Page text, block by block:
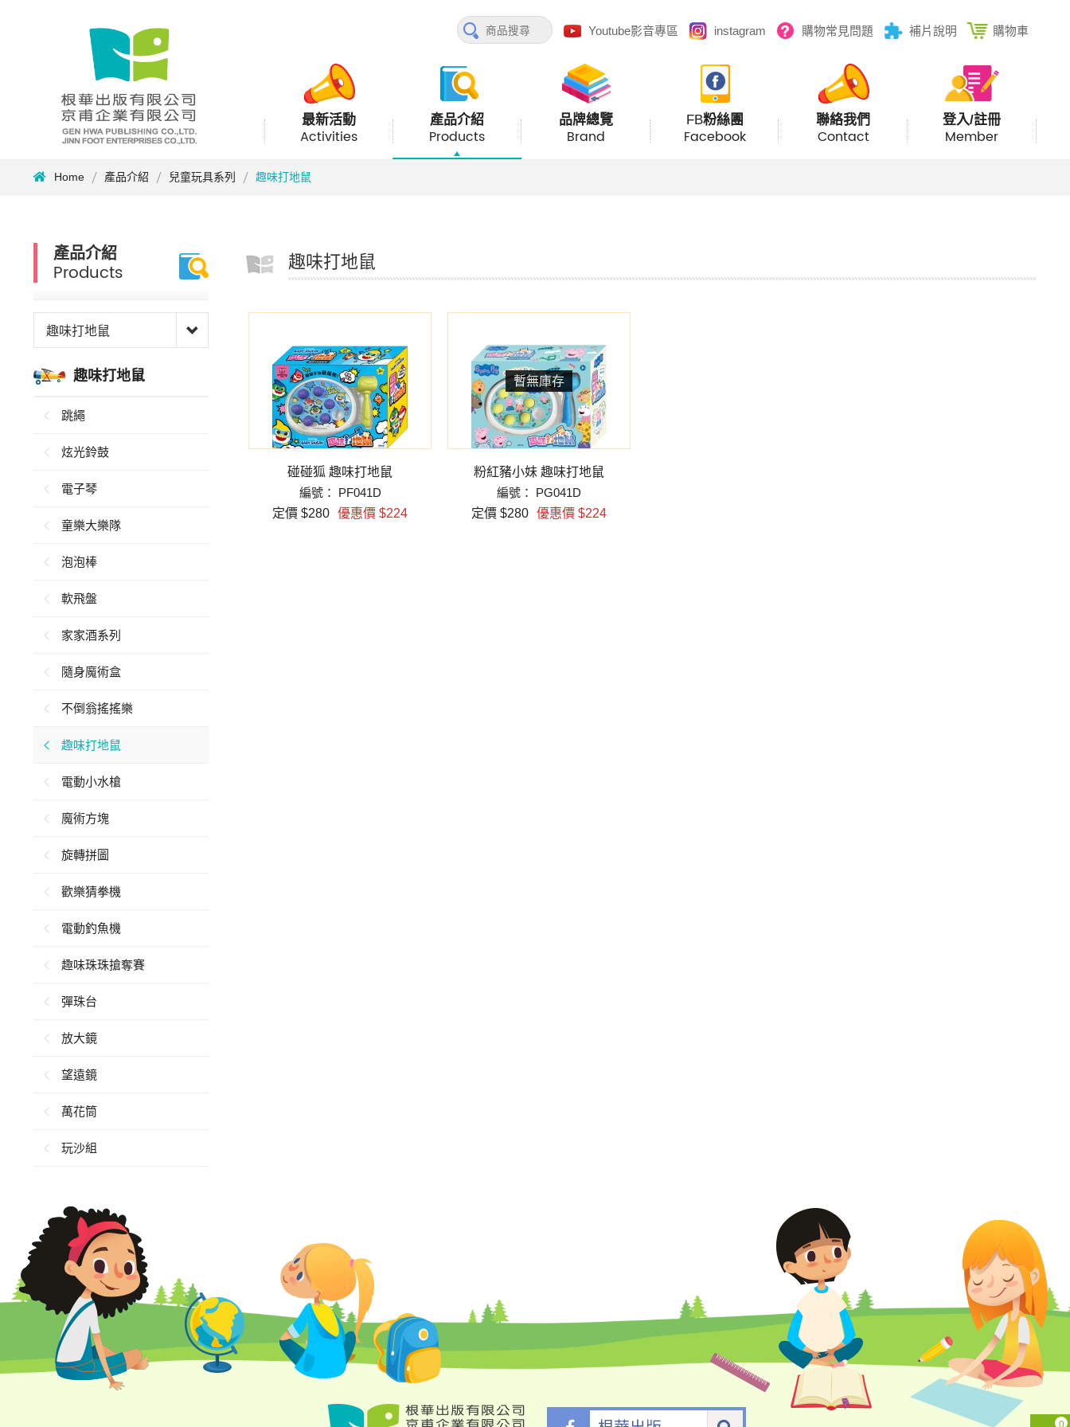
Youtube影音專區 instagram 購物常見問題 補片說明 購物車
最新活動
Activities
產品介紹
Products
品牌總覽
Brand
FB粉絲團
Facebook
聯絡我們
Contact
登入/註冊
Member
Home 產品介紹 兒童玩具系列 趣味打地鼠
產品介紹
Products
趣味打地鼠
趣味打地鼠
跳繩
炫光鈴鼓
電子琴
童樂大樂隊
泡泡棒
軟飛盤
家家酒系列
隨身魔術盒
不倒翁搖搖樂
趣味打地鼠
電動小水槍
魔術方塊
旋轉拼圖
歡樂猜拳機
電動釣魚機
趣味珠珠搶奪賽
彈珠台
放大鏡
望遠鏡
萬花筒
玩沙組
趣味打地鼠
碰碰狐 趣味打地鼠
編號： PF041D
定價 $280 優惠價 $224
粉紅豬小妹 趣味打地鼠
編號： PG041D
定價 $280 優惠價 $224